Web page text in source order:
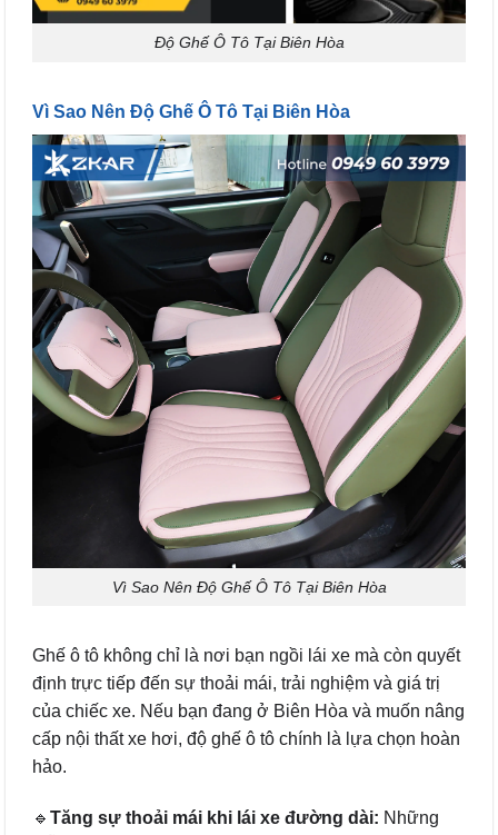
Độ Ghế Ô Tô Tại Biên Hòa
Vì Sao Nên Độ Ghế Ô Tô Tại Biên Hòa
Vì Sao Nên Độ Ghế Ô Tô Tại Biên Hòa
Ghế ô tô không chỉ là nơi bạn ngồi lái xe mà còn quyết
định trực tiếp đến sự thoải mái, trải nghiệm và giá trị
của chiếc xe. Nếu bạn đang ở Biên Hòa và muốn nâng
cấp nội thất xe hơi, độ ghế ô tô chính là lựa chọn hoàn
hảo.
🔹 Tăng sự thoải mái khi lái xe đường dài: Những